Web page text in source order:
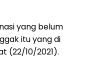
yang belum
itu yang di
(22/10/2021).